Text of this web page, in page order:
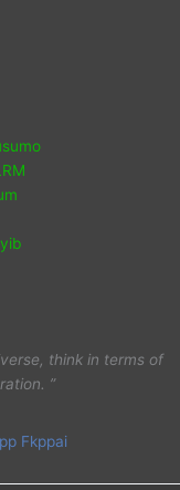
think in terms of
”
Fkppai